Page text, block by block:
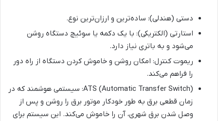
دستی (هندلی): ساده‌ترین و ارزان‌ترین نوع.
استارتی (الکتریکی): با یک دکمه یا سوئیچ دستگاه روشن
می‌شود و به باتری نیاز دارد.
ریموت کنترل: امکان روشن و خاموش کردن دستگاه از راه دور
را فراهم می‌کند.
ATS (Automatic Transfer Switch): سیستمی هوشمند که در
زمان قطعی برق به طور خودکار موتور برق را روشن و پس از
وصل شدن برق شهری، آن را خاموش می‌کند. این سیستم برای